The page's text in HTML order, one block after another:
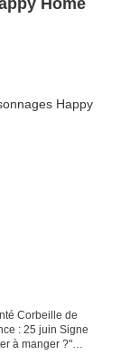
Corbeille de
: 25 juin Signe
à manger ?"